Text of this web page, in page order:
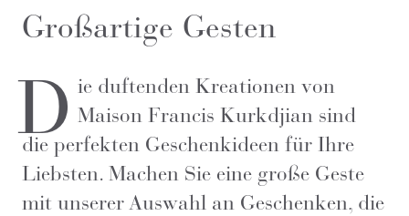
Großartige Gesten
D ie duftenden Kreationen von
Maison Francis Kurkdjian sind
die perfekten Geschenkideen für Ihre
Liebsten. Machen Sie eine große Geste
mit unserer Auswahl an Geschenken, die